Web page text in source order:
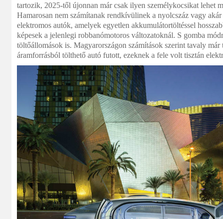
tartozik, 2025-től újonnan már csak ilyen személykocsikat lehet
Hamarosan nem számítanak rendkívülinek a nyolcszáz vagy
elektromos autók, amelyek egyetlen akkumulátortöltéssel
képesek a jelenlegi robbanómotoros változatoknál. S gomba
töltőállomások is. Magyarországon számítások szerint tavaly
áramforrásból tölthető autó futott, ezeknek a fele volt tisztán